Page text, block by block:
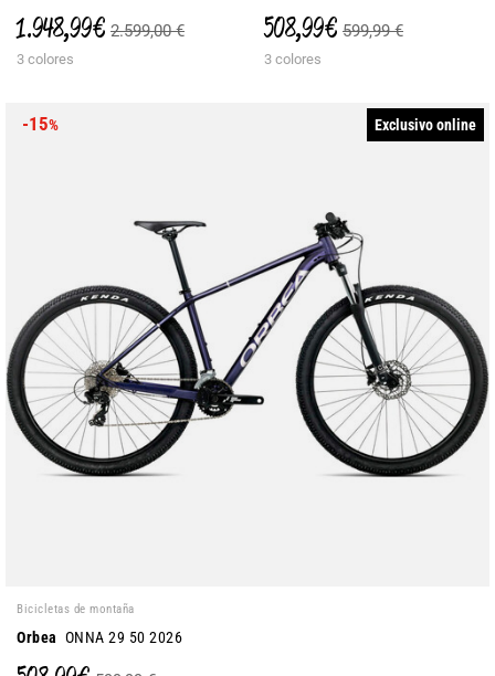
1.948,99 € 2.599,00 €
3 colores
508,99 € 599,99 €
3 colores
-15% Exclusivo online
Bicicletas de montaña
Orbea ONNA 29 50 2026